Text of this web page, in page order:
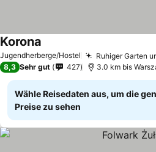
Jugendherberge/Hostel Ruhiger Garten
Korona
8,3 Sehr gut 427 3.0 km bis
Wähle Reisedaten aus, um die
Preise zu sehen